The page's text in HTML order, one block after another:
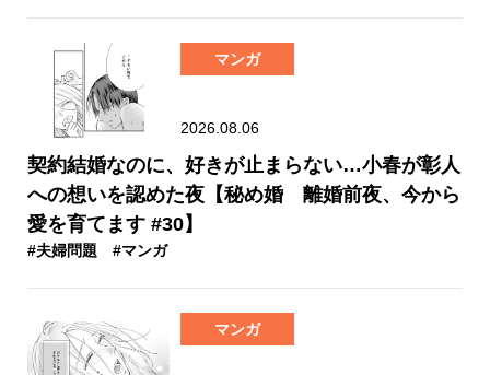
マンガ
2026.08.06
契約結婚なのに、好きが止まらない…小春が彰人
への想いを認めた夜【秘め婚 離婚前夜、今から
愛を育てます #30】
#夫婦問題 #マンガ
マンガ